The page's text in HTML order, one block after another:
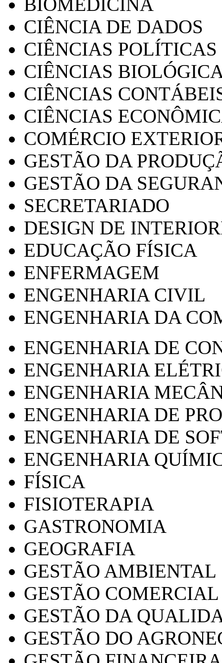
CIÊNCIA DE DADOS
CIÊNCIAS POLÍTICAS
CIÊNCIAS
CIÊNCIAS
CIÊNCIAS
COMÉRCIO
GESTÃO DA
GESTÃO DA
SECRETARIADO
DESIGN DE
EDUCAÇÃO FÍSICA
ENFERMAGEM
ENGENHARIA CIVIL
ENGENHARIA DA
ENGENHARIA DE
ENGENHARIA
ENGENHARIA
ENGENHARIA DE
ENGENHARIA DE
ENGENHARIA
FÍSICA
FISIOTERAPIA
GASTRONOMIA
GEOGRAFIA
GESTÃO AMBIENTAL
GESTÃO COMERCIAL
GESTÃO DA
GESTÃO DO